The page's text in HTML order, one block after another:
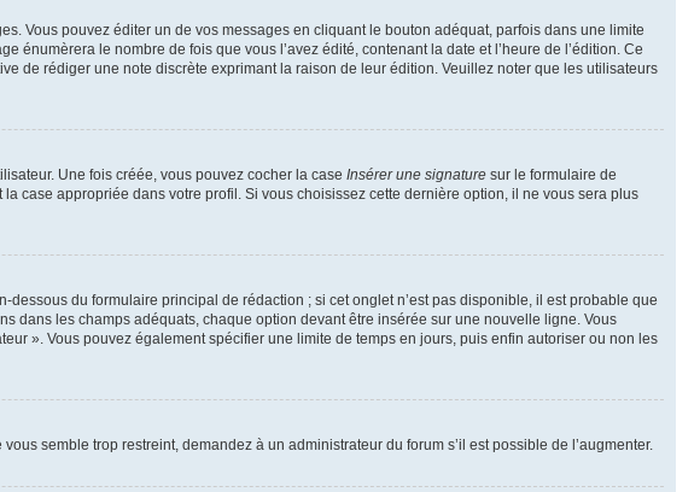
Vous pouvez éditer un de vos messages en cliquant le bouton adéquat, parfois dans une limite
le nombre de fois que vous l’avez édité, contenant la date et l’heure de l’édition. Ce
de rédiger une note discrète exprimant la raison de leur édition. Veuillez noter que les utilisateurs
Une fois créée, vous pouvez cocher la case Insérer une signature sur le formulaire de
case appropriée dans votre profil. Si vous choisissez cette dernière option, il ne vous sera plus
du formulaire principal de rédaction ; si cet onglet n’est pas disponible, il est probable que
dans les champs adéquats, chaque option devant être insérée sur une nouvelle ligne. Vous
». Vous pouvez également spécifier une limite de temps en jours, puis enfin autoriser ou non les
semble trop restreint, demandez à un administrateur du forum s’il est possible de l’augmenter.